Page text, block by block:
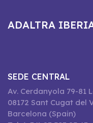
ADALTRA
SEDE CENTRAL
Av. Cerdanyola 79-81
08172 Sant Cugat del
Barcelona (Spain)